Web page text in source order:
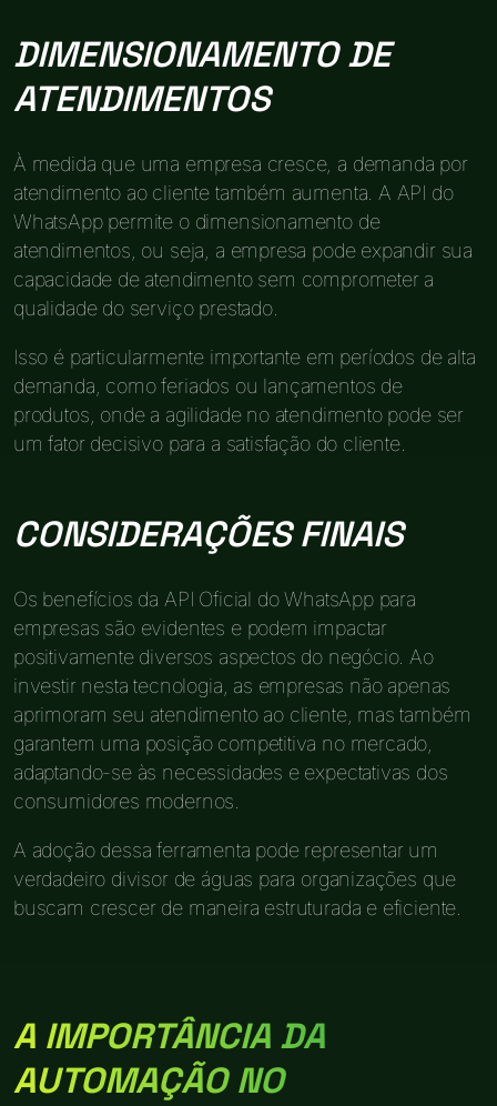
DIMENSIONAMENTO DE
ATENDIMENTOS
À medida que uma empresa cresce, a demanda por
atendimento ao cliente também aumenta. A API do
WhatsApp permite o dimensionamento de
atendimentos, ou seja, a empresa pode expandir sua
capacidade de atendimento sem comprometer a
qualidade do serviço prestado.
Isso é particularmente importante em períodos de alta
demanda, como feriados ou lançamentos de
produtos, onde a agilidade no atendimento pode ser
um fator decisivo para a satisfação do cliente.
CONSIDERAÇÕES FINAIS
Os benefícios da API Oficial do WhatsApp para
empresas são evidentes e podem impactar
positivamente diversos aspectos do negócio. Ao
investir nesta tecnologia, as empresas não apenas
aprimoram seu atendimento ao cliente, mas também
garantem uma posição competitiva no mercado,
adaptando-se às necessidades e expectativas dos
consumidores modernos.
A adoção dessa ferramenta pode representar um
verdadeiro divisor de águas para organizações que
buscam crescer de maneira estruturada e eficiente.
A IMPORTÂNCIA DA
AUTOMAÇÃO NO